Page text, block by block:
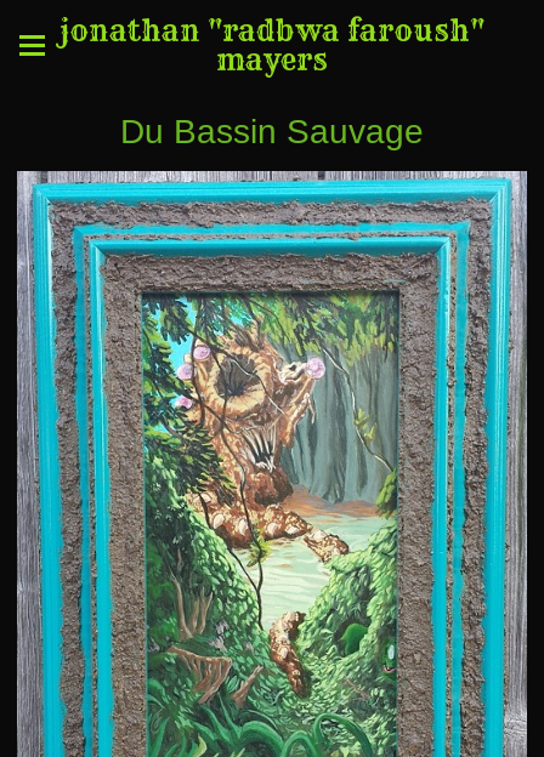
jonathan "radbwa faroush"
mayers
Du Bassin Sauvage